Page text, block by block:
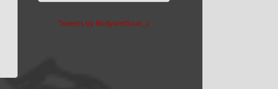
Tweets by BodyandSoul_J